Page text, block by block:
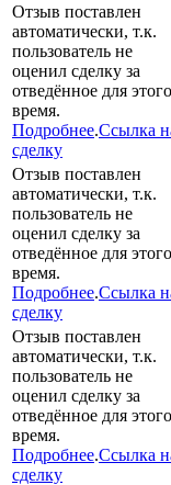
Отзыв поставлен
автоматически, т.к.
пользователь не
оценил сделку за
отведённое для этого
время.
Подробнее.Ссылка
сделку
Отзыв поставлен
автоматически, т.к.
пользователь не
оценил сделку за
отведённое для этого
время.
Подробнее.Ссылка
сделку
Отзыв поставлен
автоматически, т.к.
пользователь не
оценил сделку за
отведённое для этого
время.
Подробнее.Ссылка
сделку